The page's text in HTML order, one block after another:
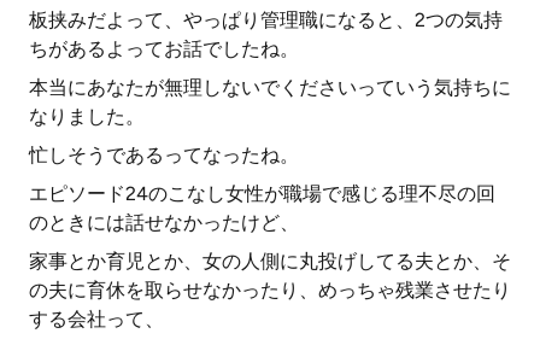
板挟みだよって、やっぱり管理職になると、2つの気持
ちがあるよってお話でしたね。
本当にあなたが無理しないでくださいっていう気持ちに
なりました。
忙しそうであるってなったね。
エピソード24のこなし女性が職場で感じる理不尽の回
のときには話せなかったけど、
家事とか育児とか、女の人側に丸投げしてる夫とか、そ
の夫に育休を取らせなかったり、めっちゃ残業させたり
する会社って、